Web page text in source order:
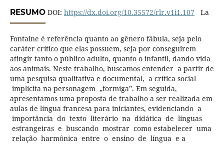
RESUMODOI: https://dx.doi.org/10.35572/rlr.v1i1.107 La
Fontaine é referência quanto ao gênero fábula, seja pelo
caráter crítico que elas possuem, seja por conseguirem
atingir tanto o público adulto, quanto o infantil, dando vida
aos animais. Neste trabalho, buscamos entender a partir de
uma pesquisa qualitativa e documental, a crítica social
implícita na personagem „formiga‟. Em seguida,
apresentamos uma proposta de trabalho a ser realizada em
aulas de língua francesa para iniciantes, evidenciando a
importância do texto literário na didática de línguas
estrangeiras e buscando mostrar como estabelecer uma
relação harmônica entre o ensino de língua e a